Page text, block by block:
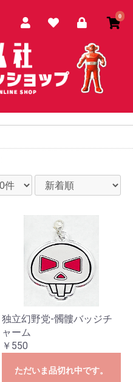
0
独立幻野党-髑髏バッジチ
ャーム
￥550
ただいま品切れ中です。